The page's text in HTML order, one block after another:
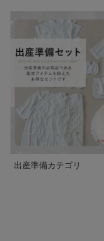
出産準備カテゴリ